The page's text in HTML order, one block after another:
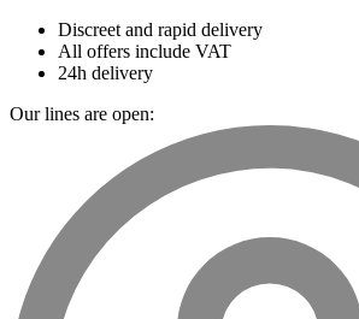
Discreet and rapid delivery
All offers include VAT
24h delivery
Our lines are open: